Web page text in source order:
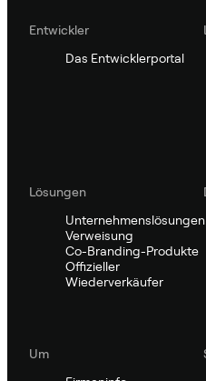
Entwickler
Das Entwicklerportal
Lösungen
Unternehmenslösungen
Verweisung
Co-Branding-Produkte
Offizieller
Wiederverkäufer
Um